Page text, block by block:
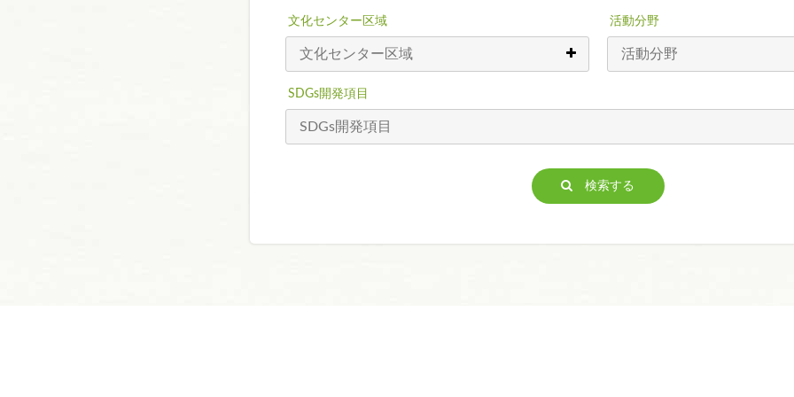
文化センター区域 活動分野
SDGs開発項目
検索する